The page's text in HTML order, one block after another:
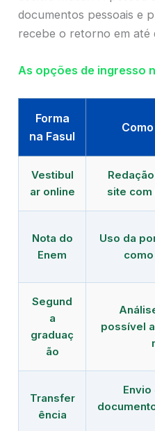
documentos pessoais e
recebe o retorno em até
As opções de ingresso
Forma
na Fasul
Vestibul
ar online
site
Nota do
Enem
Uso da
Segund
a
graduaç
ão
possível
Transfer
ência